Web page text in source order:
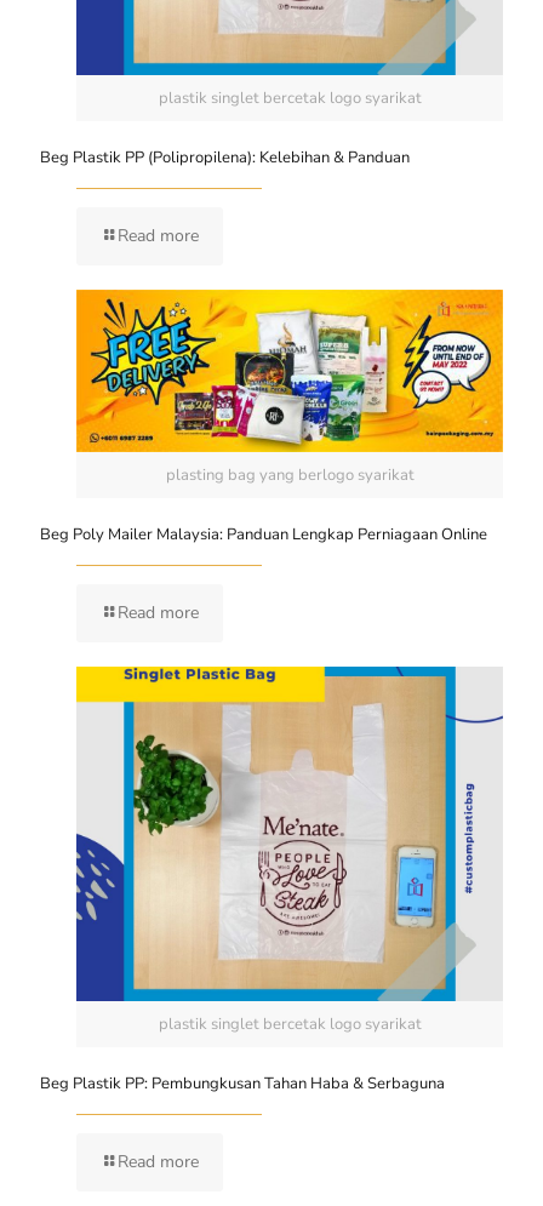
plastik singlet bercetak logo syarikat
Beg Plastik PP (Polipropilena): Kelebihan & Panduan
Read more
plasting bag yang berlogo syarikat
Beg Poly Mailer Malaysia: Panduan Lengkap Perniagaan Online
Read more
plastik singlet bercetak logo syarikat
Beg Plastik PP: Pembungkusan Tahan Haba & Serbaguna
Read more